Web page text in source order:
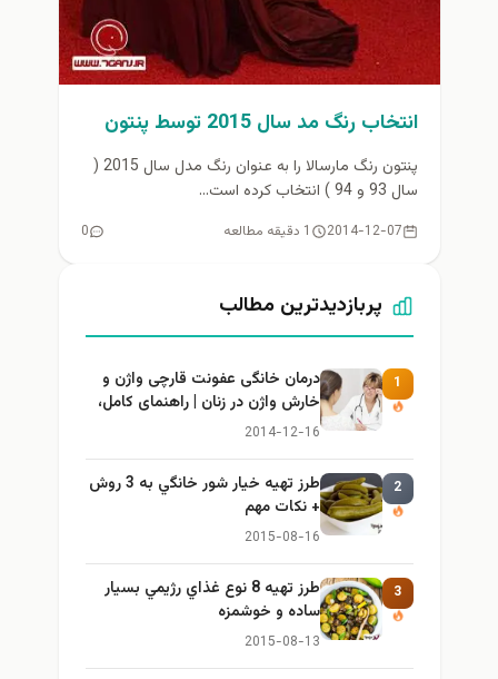
انتخاب رنگ مد سال 2015 توسط پنتون
پنتون رنگ مارسالا را به عنوان رنگ مدل سال 2015 (
سال 93 و 94 ) انتخاب کرده است...
2014-12-07 1 دقیقه مطالعه 0
پربازدیدترین مطالب
1
درمان خانگی عفونت قارچی واژن و
خارش واژن در زنان | راهنمای کامل،
ایمن و کاربردی
2014-12-16
2
طرز تهيه خیار شور خانگي به 3 روش
+ نكات مهم
2015-08-16
3
طرز تهيه 8 نوع غذاي رژيمي بسيار
ساده و خوشمزه
2015-08-13